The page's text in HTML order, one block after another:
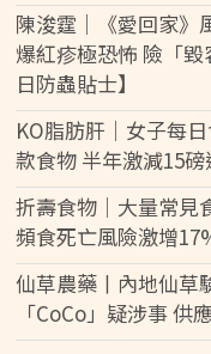
陳浚霆｜《愛回家》
爆紅疹極恐怖 險「
日防蟲貼士】
KO脂肪肝｜女子每
款食物 半年激減15
折壽食物｜大量常見
頻食死亡風險激增
仙草農藥丨內地仙草
「CoCo」疑涉事 供